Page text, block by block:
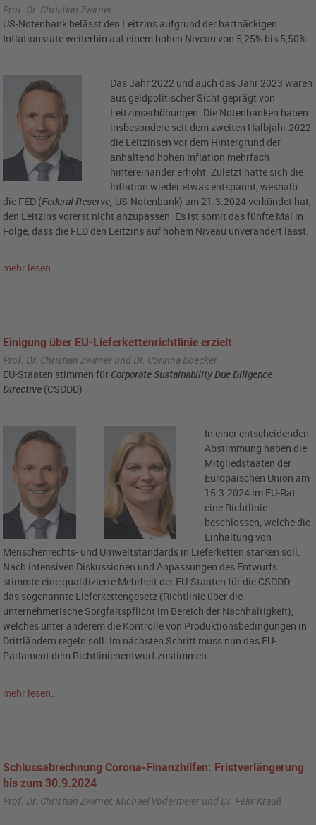
Prof. Dr. Christian Zwirner
US-Notenbank belässt den Leitzins aufgrund der hartnäckigen
Inflationsrate weiterhin auf einem hohen Niveau von 5,25% bis 5,50%.
Das Jahr 2022 und auch das Jahr 2023 waren
aus geldpolitischer Sicht geprägt von
Leitzinserhöhungen. Die Notenbanken haben
insbesondere seit dem zweiten Halbjahr 2022
die Leitzinsen vor dem Hintergrund der
anhaltend hohen Inflation mehrfach
hintereinander erhöht. Zuletzt hatte sich die
Inflation wieder etwas entspannt, weshalb
die FED (Federal Reserve; US-Notenbank) am 21.3.2024 verkündet hat,
den Leitzins vorerst nicht anzupassen. Es ist somit das fünfte Mal in
Folge, dass die FED den Leitzins auf hohem Niveau unverändert lässt.
mehr lesen…
Einigung über EU-Lieferkettenrichtlinie erzielt
Prof. Dr. Christian Zwirner und Dr. Corinna Boecker
EU-Staaten stimmen für Corporate Sustainability Due Diligence
Directive (CSDDD)
In einer entscheidenden
Abstimmung haben die
Mitgliedstaaten der
Europäischen Union am
15.3.2024 im EU-Rat
eine Richtlinie
beschlossen, welche die
Einhaltung von
Menschenrechts- und Umweltstandards in Lieferketten stärken soll.
Nach intensiven Diskussionen und Anpassungen des Entwurfs
stimmte eine qualifizierte Mehrheit der EU-Staaten für die CSDDD –
das sogenannte Lieferkettengesetz (Richtlinie über die
unternehmerische Sorgfaltspflicht im Bereich der Nachhaltigkeit),
welches unter anderem die Kontrolle von Produktionsbedingungen in
Drittländern regeln soll. Im nächsten Schritt muss nun das EU-
Parlament dem Richtlinienentwurf zustimmen.
mehr lesen…
Schlussabrechnung Corona-Finanzhilfen: Fristverlängerung
bis zum 30.9.2024
Prof. Dr. Christian Zwirner, Michael Vodermeier und Dr. Felix Krauß